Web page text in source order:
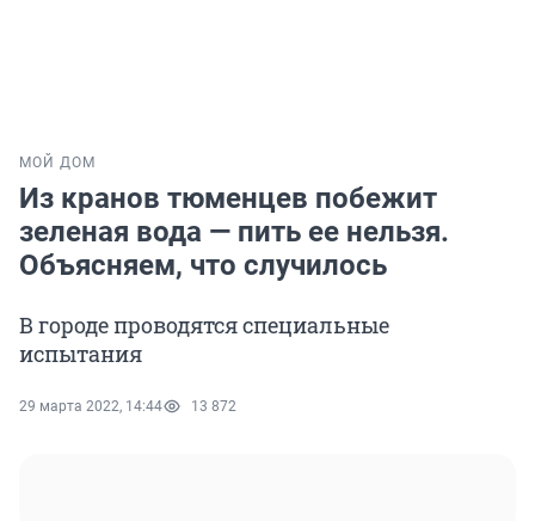
МОЙ ДОМ
Из кранов тюменцев побежит
зеленая вода — пить ее нельзя.
Объясняем, что случилось
В городе проводятся специальные
испытания
29 марта 2022, 14:44 13 872